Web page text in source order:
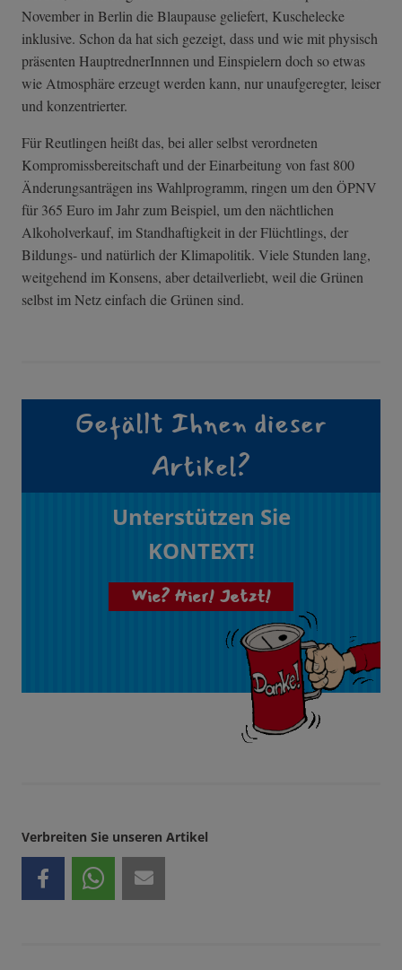
November in Berlin die Blaupause geliefert, Kuschelecke
inklusive. Schon da hat sich gezeigt, dass und wie mit physisch
präsenten HauptrednerInnnen und Einspielern doch so etwas
wie Atmosphäre erzeugt werden kann, nur unaufgeregter, leiser
und konzentrierter.
Für Reutlingen heißt das, bei aller selbst verordneten
Kompromissbereitschaft und der Einarbeitung von fast 800
Änderungsanträgen ins Wahlprogramm, ringen um den ÖPNV
für 365 Euro im Jahr zum Beispiel, um den nächtlichen
Alkoholverkauf, im Standhaftigkeit in der Flüchtlings, der
Bildungs- und natürlich der Klimapolitik. Viele Stunden lang,
weitgehend im Konsens, aber detailverliebt, weil die Grünen
selbst im Netz einfach die Grünen sind.
Gefällt Ihnen dieser
Artikel?
Unterstützen Sie
KONTEXT!
Wie? Hier! Jetzt!
Verbreiten Sie unseren Artikel